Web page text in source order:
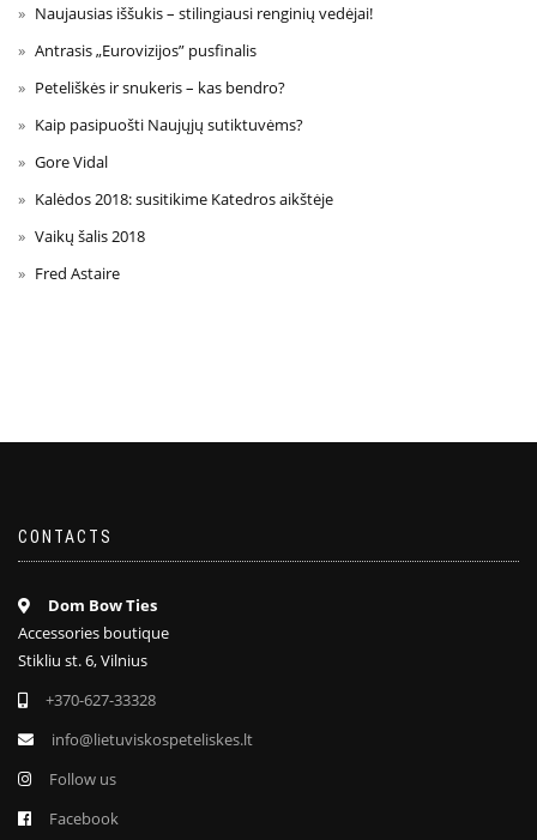
Naujausias iššukis – stilingiausi renginių vedėjai!
Antrasis „Eurovizijos” pusfinalis
Peteliškės ir snukeris – kas bendro?
Kaip pasipuošti Naujųjų sutiktuvėms?
Gore Vidal
Kalėdos 2018: susitikime Katedros aikštėje
Vaikų šalis 2018
Fred Astaire
CONTACTS
Dom Bow Ties
Accessories boutique
Stikliu st. 6, Vilnius
+370-627-33328
info@lietuviskospeteliskes.lt
Follow us
Facebook